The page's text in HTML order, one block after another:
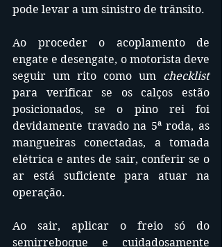
pode levar a um sinistro de trânsito.
Ao proceder o acoplamento de
engate e desengate, o motorista deve
seguir um rito como um checklist
para verificar se os calços estão
posicionados, se o pino rei foi
devidamente travado na 5ª roda, as
mangueiras conectadas, a tomada
elétrica e antes de sair, conferir se o
ar está suficiente para atuar na
operação.
Ao sair, aplicar o freio só do
semirreboque e cuidadosamente